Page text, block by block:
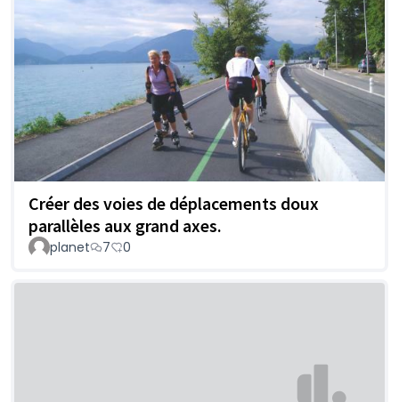
Créer des voies de déplacements doux
parallèles aux grand axes.
planet 7 0